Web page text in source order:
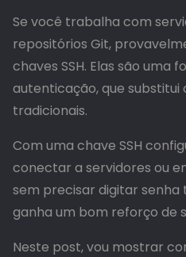
Se você trabalha com
repositórios Git,
chaves SSH. Elas são uma
autenticação, que substitui
tradicionais.
Com uma chave SSH
conectar a servidores ou
sem precisar digitar senha
ganha um bom reforço de
Neste post, vou mostrar